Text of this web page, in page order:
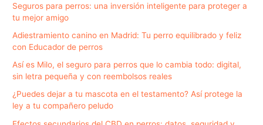
Seguros para perros: una inversión inteligente para proteger a
tu mejor amigo
Adiestramiento canino en Madrid: Tu perro equilibrado y feliz
con Educador de perros
Así es Milo, el seguro para perros que lo cambia todo: digital,
sin letra pequeña y con reembolsos reales
¿Puedes dejar a tu mascota en el testamento? Así protege la
ley a tu compañero peludo